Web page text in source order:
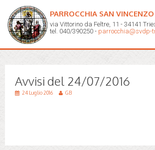
PARROCCHIA SAN
via Vittorino da Feltre, 11 - 34141
tel. 040/390250 - parrocchia@svdp-
Avvisi del 24/07/2016
24 Luglio 2016 GB